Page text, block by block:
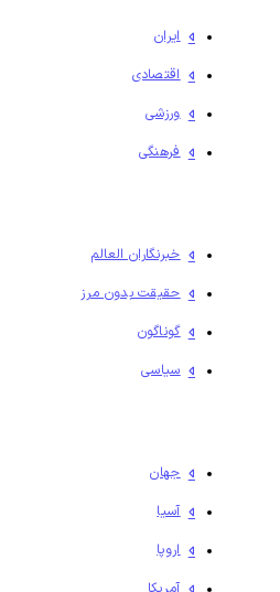
ایران
اقتصادی
ورزشی
فرهنگی
خبرنگاران العالم
حقیقت بدون مرز
گوناگون
سیاسی
جهان
آسیا
اروپا